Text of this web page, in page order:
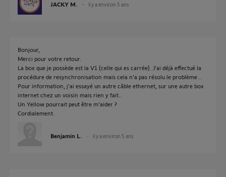
JACKY M. il y a environ 5 ans
Bonjour,
Merci pour votre retour.
La box que je possède est la V1 (celle qui es carrée). J'ai déjà effectué la
procédure de resynchronisation mais cela n'a pas résolu le problème ..
Pour information, j'ai essayé un autre câble ethernet, sur une autre box
internet chez un voisin mais rien y fait..
Un Yellow pourrait peut être m'aider ?
Cordialement.
Benjamin L. il y a environ 5 ans